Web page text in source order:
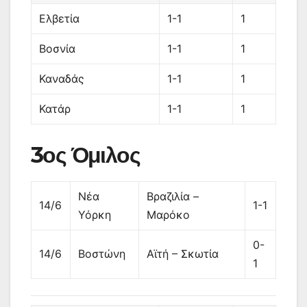
Ελβετία 1-1 1
Βοσνία 1-1 1
Καναδάς 1-1 1
Κατάρ 1-1 1
3ος Όμιλος
14/6
Νέα
Υόρκη
Βραζιλία –
Μαρόκο
1-1
14/6 Βοστώνη Αϊτή – Σκωτία
0-
1